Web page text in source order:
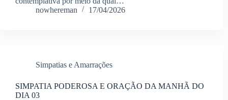
nowhereman
17/04/2026
Simpatias e Amarrações
SIMPATIA PODEROSA E ORAÇÃO DA MANHÃ DO
DIA 03